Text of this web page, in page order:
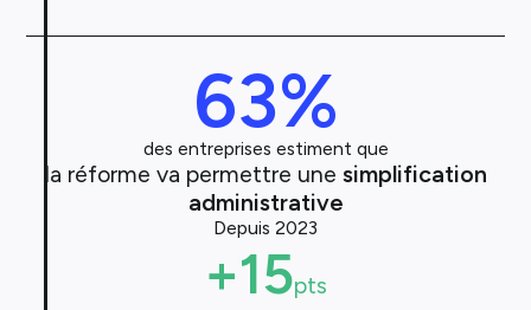
63%
des entreprises estiment que
la réforme va permettre une simplification
administrative
Depuis 2023
+15pts